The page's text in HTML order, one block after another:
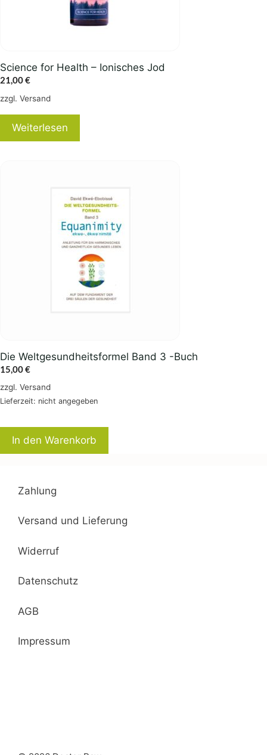
Science for Health – Ionisches Jod
21,00€
zzgl. Versand
Weiterlesen
Die Weltgesundheitsformel Band 3 -Buch
15,00€
zzgl. Versand
Lieferzeit: nicht angegeben
In den Warenkorb
Zahlung
Versand und Lieferung
Widerruf
Datenschutz
AGB
Impressum